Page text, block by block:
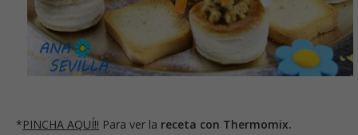
*PINCHA AQUÍ!! Para ver la receta con Thermomix.